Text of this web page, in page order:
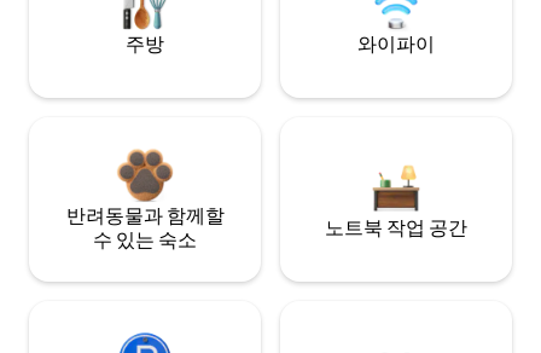
주방 와이파이
반려동물과 함께할
수 있는 숙소
노트북 작업 공간